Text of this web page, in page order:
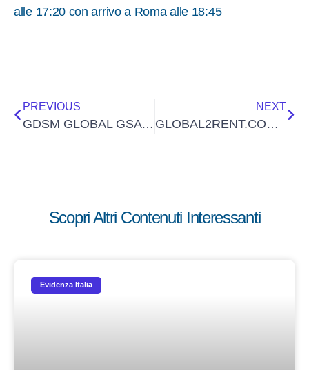
alle 17:20 con arrivo a Roma alle 18:45
PREVIOUS
GDSM GLOBAL GSA E AMAWATERWAYS: LA NUOVA FORMULA DELLE CROCIERE PACCHETTO PER LE AGENZIE
NEXT
GLOBAL2RENT.COM, IL NUOVO BLOG DEDICATO AL NOLEGGIO AUTO
Scopri Altri Contenuti Interessanti
Evidenza Italia